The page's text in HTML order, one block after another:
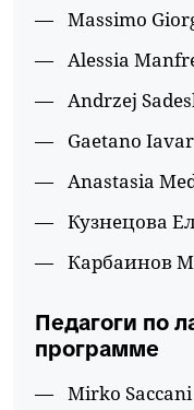
Massimo
Alessia
Andrzej
Gaetano
Anastasia
Кузнецова
Карбаинов
Педагоги по
программе
Mirko Saccani